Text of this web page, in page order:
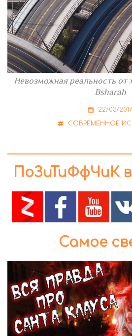
Невозможная реальность от
Bsharah
22/03/2017
СОВРЕМЕННОЕ
ПоЗиТиФфЧиК
Самое